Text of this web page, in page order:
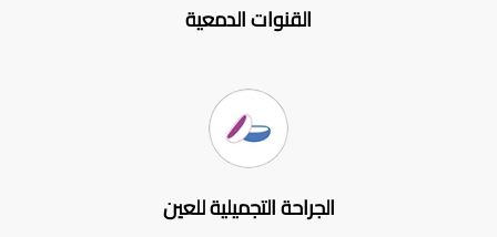
القنوات الدمعية
الجراحة التجميلية للعين